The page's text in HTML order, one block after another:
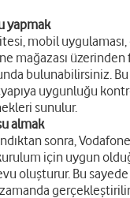
yapmak
mobil uygulaması,
mağazası
bulunabilirsiniz. Bu
uygunluğu
sunulur.
almak
sonra,
için uygun
oluşturur. Bu